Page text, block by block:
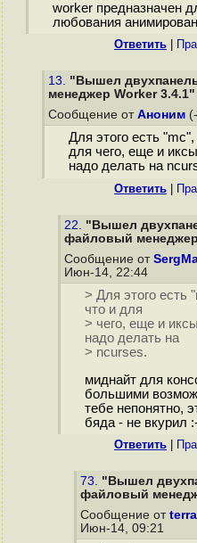
worker предназначен
любования
Ответить
13. "Вышел
менеджер Worker 3.4.1"
Сообщение от Аноним
Для этого есть
для чего, еще и
надо делать на
Ответить
22. "Вышел
файловый
Сообщение от
Июн-14, 22:44
> Для этого есть
что и для
> чего, еще и
надо делать на
> ncurses.
миднайт для
большими
тебе непонятно,
бяда - не вкурил
Ответить
73. "Вышел
файловый
Сообщение от
Июн-14, 09:21